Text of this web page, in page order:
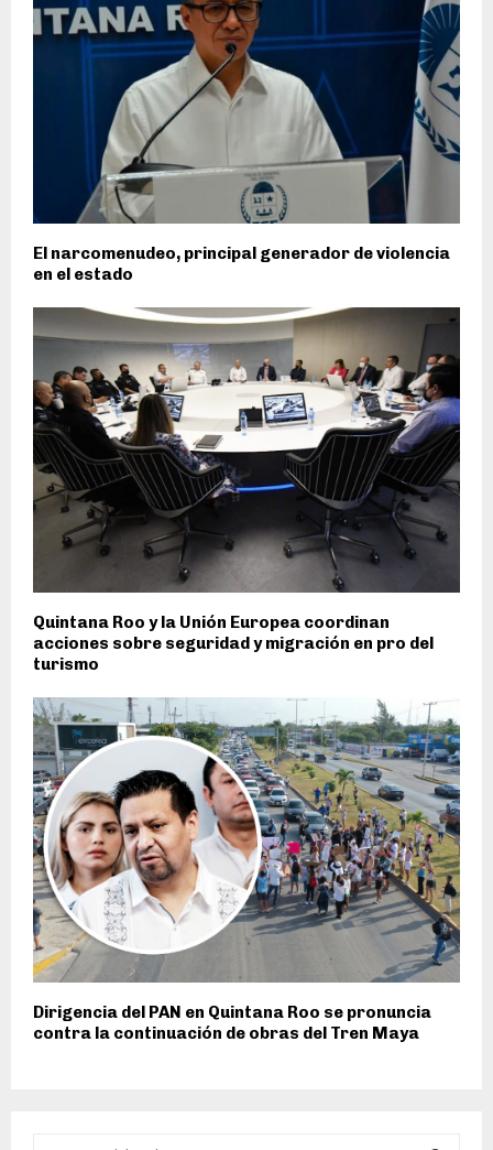
El narcomenudeo, principal generador de violencia
en el estado
Quintana Roo y la Unión Europea coordinan
acciones sobre seguridad y migración en pro del
turismo
Dirigencia del PAN en Quintana Roo se pronuncia
contra la continuación de obras del Tren Maya